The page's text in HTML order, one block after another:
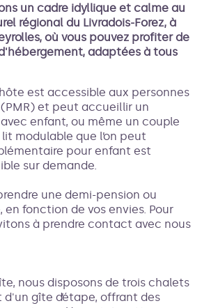
un cadre idyllique et calme au
régional du Livradois-Forez, à
où vous pouvez profiter de
adaptées à tous
est accessible aux personnes
et peut accueillir un
enfant, ou même un couple
modulable que l’on peut
pour enfant est
sur demande.
une demi-pension ou
fonction de vos envies. Pour
à prendre contact avec nous
nous disposons de trois chalets
gîte d’étape, offrant des